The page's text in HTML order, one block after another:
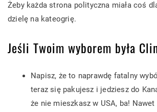
Żeby każda strona polityczna miała coś
dzielę na kateogrię.
Jeśli Twoim wyborem była
Napisz, że to naprawdę fatalny
teraz się pakujesz i jedziesz do
że nie mieszkasz w USA, ba!